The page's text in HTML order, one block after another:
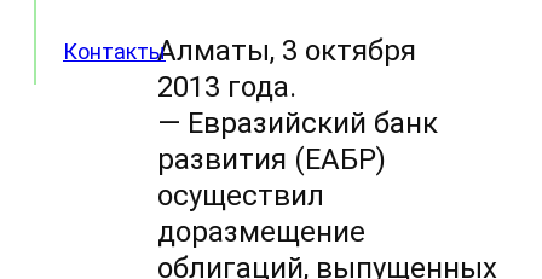
КонтактыАлматы, 3 октября
2013 года.
— Евразийский банк
развития (ЕАБР)
осуществил
доразмещение
облигаций, выпущенных